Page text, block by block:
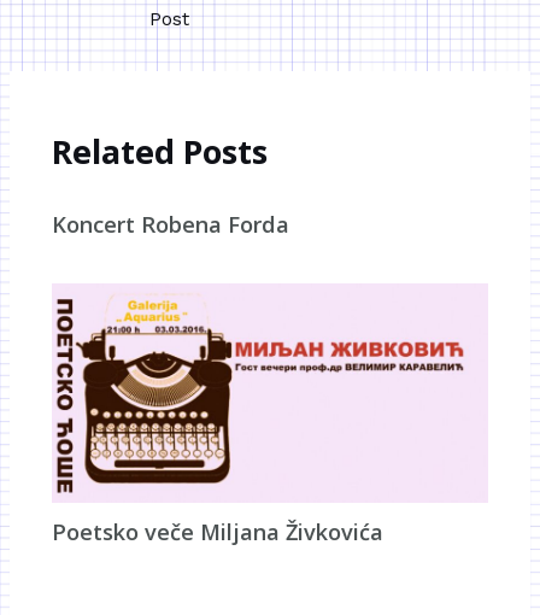
Post
Related Posts
Koncert Robena Forda
Poetsko veče Miljana Živkovića